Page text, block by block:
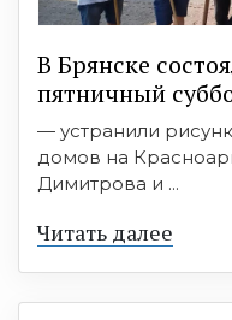
В Брянске
пятничный
— устранили
домов на
Димитрова и ...
Читать далее